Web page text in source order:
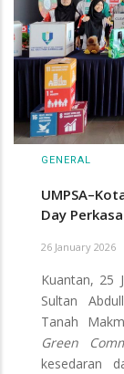
GENERAL
Day
26 January 2026
Kuantan, 25
Sultan
Tanah
Green
kesedaran